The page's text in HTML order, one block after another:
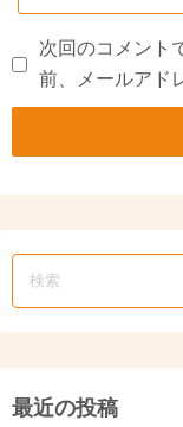
次回のコメント
前、メールアド
最近の投稿